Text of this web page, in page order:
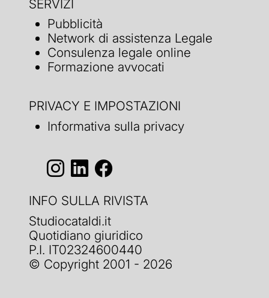
SERVIZI
Pubblicità
Network di assistenza Legale
Consulenza legale online
Formazione avvocati
PRIVACY E IMPOSTAZIONI
Informativa sulla privacy
INFO SULLA RIVISTA
Studiocataldi.it
Quotidiano giuridico
P.I. IT02324600440
© Copyright 2001 - 2026